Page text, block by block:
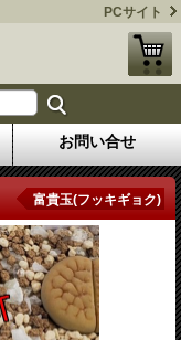
PCサイト
お問い合せ
富貴玉(フッキギョク)